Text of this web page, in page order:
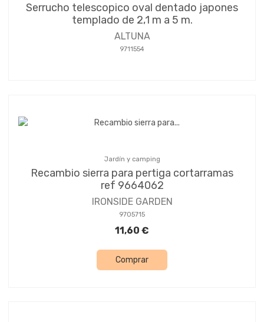
Serrucho telescopico oval dentado japones
templado de 2,1 m a 5 m.
ALTUNA
9711554
Jardín y camping
Recambio sierra para pertiga cortarramas
ref 9664062
IRONSIDE GARDEN
9705715
11,60 €
Comprar